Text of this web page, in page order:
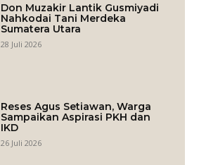
Don Muzakir Lantik Gusmiyadi
Nahkodai Tani Merdeka
Sumatera Utara
28 Juli 2026
Reses Agus Setiawan, Warga
Sampaikan Aspirasi PKH dan
IKD
26 Juli 2026